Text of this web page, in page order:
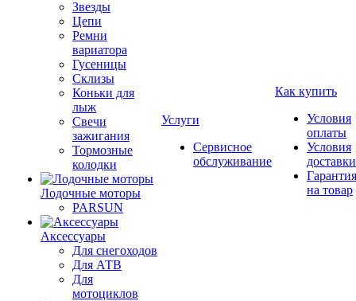
Звезды
Цепи
Ремни
вариатора
Гусеницы
Склизы
Коньки для
лыж
Свечи
зажигания
Тормозные
колодки
Лодочные моторы
PARSUN
Аксессуары
Для снегоходов
Для АТВ
Для
мотоциклов
Услуги
Сервисное
обслуживание
Как купить
Условия
оплаты
Условия
доставки
Гарантия
на товар